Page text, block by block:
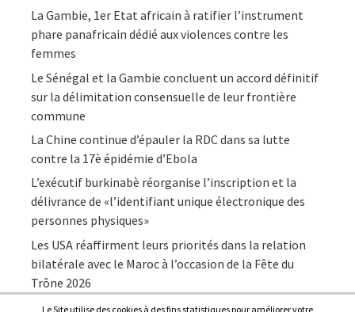
La Gambie, 1er Etat africain à ratifier l’instrument
phare panafricain dédié aux violences contre les
femmes
Le Sénégal et la Gambie concluent un accord définitif
sur la délimitation consensuelle de leur frontière
commune
La Chine continue d’épauler la RDC dans sa lutte
contre la 17è épidémie d’Ebola
L’exécutif burkinabè réorganise l’inscription et la
délivrance de «l’identifiant unique électronique des
personnes physiques»
Les USA réaffirment leurs priorités dans la relation
bilatérale avec le Maroc à l’occasion de la Fête du
Trône 2026
Le Site utilise des cookies à des fins statistiques pour améliorer votre